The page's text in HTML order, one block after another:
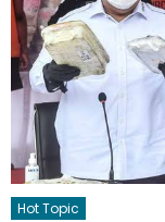
Hot Topic